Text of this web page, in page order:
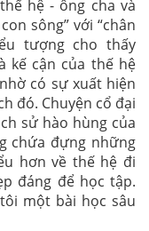
hệ - ông cha và
sông” với “chân
tượng cho thấy
kế cận của thế hệ
có sự xuất hiện
đó. Chuyện cổ đại
sử hào hùng của
chứa đựng những
hơn về thế hệ đi
đáng để học tập.
một bài học sâu